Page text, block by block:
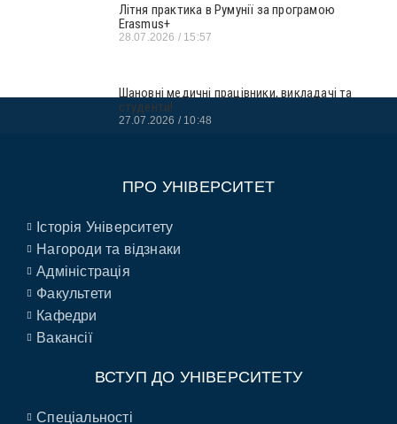
Літня практика в Румунії за програмою
Erasmus+
28.07.2026 15:57
Шановні медичні працівники, викладачі та
студенти!
27.07.2026 10:48
ПРО УНІВЕРСИТЕТ
Історія Університету
Нагороди та відзнаки
Адміністрація
Факультети
Кафедри
Вакансії
ВСТУП ДО УНІВЕРСИТЕТУ
Спеціальності